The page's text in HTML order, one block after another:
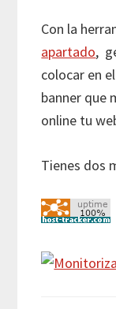
Con la
apartado,
colocar en
banner que
online tu
Tienes dos